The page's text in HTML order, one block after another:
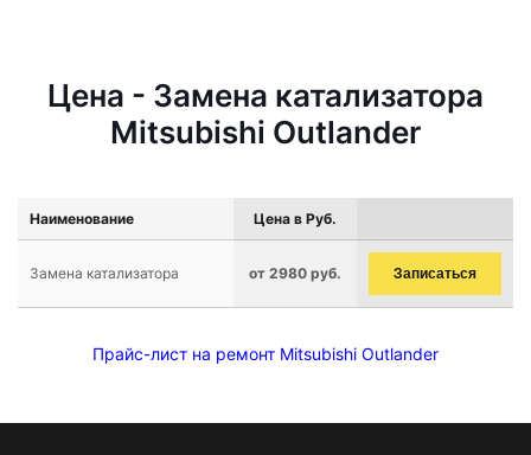
Цена - Замена катализатора
Mitsubishi Outlander
Наименование Цена в Руб.
Замена катализатора от 2980 руб. Записаться
Прайс-лист на ремонт Mitsubishi Outlander